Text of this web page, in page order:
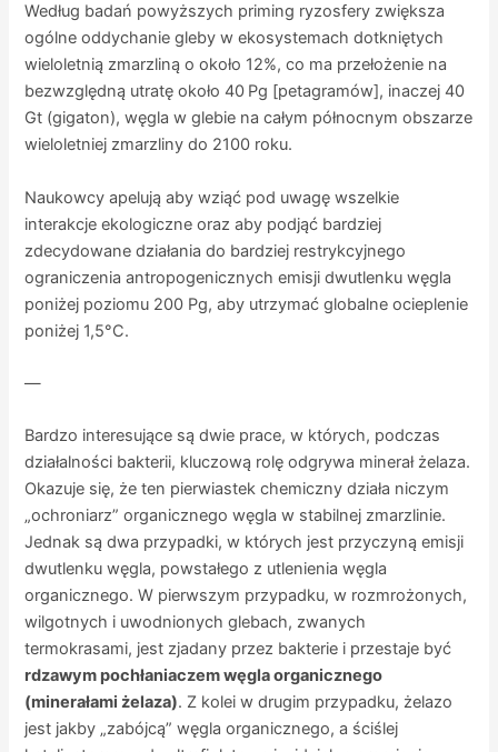
Według badań powyższych priming ryzosfery zwiększa
ogólne oddychanie gleby w ekosystemach dotkniętych
wieloletnią zmarzliną o około 12%, co ma przełożenie na
bezwzględną utratę około 40 Pg [petagramów], inaczej 40
Gt (gigaton), węgla w glebie na całym północnym obszarze
wieloletniej zmarzliny do 2100 roku.
Naukowcy apelują aby wziąć pod uwagę wszelkie
interakcje ekologiczne oraz aby podjąć bardziej
zdecydowane działania do bardziej restrykcyjnego
ograniczenia antropogenicznych emisji dwutlenku węgla
poniżej poziomu 200 Pg, aby utrzymać globalne ocieplenie
poniżej 1,5°C.
—
Bardzo interesujące są dwie prace, w których, podczas
działalności bakterii, kluczową rolę odgrywa minerał żelaza.
Okazuje się, że ten pierwiastek chemiczny działa niczym
„ochroniarz” organicznego węgla w stabilnej zmarzlinie.
Jednak są dwa przypadki, w których jest przyczyną emisji
dwutlenku węgla, powstałego z utlenienia węgla
organicznego. W pierwszym przypadku, w rozmrożonych,
wilgotnych i uwodnionych glebach, zwanych
termokrasami, jest zjadany przez bakterie i przestaje być
rdzawym pochłaniaczem węgla organicznego
(minerałami żelaza). Z kolei w drugim przypadku, żelazo
jest jakby „zabójcą” węgla organicznego, a ściślej